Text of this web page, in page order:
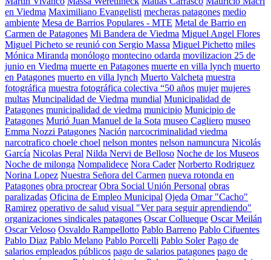
en Viedma Maximiliano Evangelisti mecheras patagones medio
ambiente Mesa de Barrios Populares - MTE Metal de Barrio en
Carmen de Patagones Mi Bandera de Viedma Miguel Angel Flores
Miguel Picheto se reunió con Sergio Massa Miguel Pichetto miles
Mónica Miranda monólogo montecino odarda movilizacion 25 de
junio en Viedma muerte en Patagones muerte en villa lynch muerto
en Patagones muerto en villa lynch Muerto Valcheta muestra
fotográfica muestra fotográfica colectiva “50 años mujer mujeres
multas Muncipalidad de Viedma mundial Municipalidad de
Patagones municipalidad de viedma municipio Municipio de
Patagones Murió Juan Manuel de la Sota museo Cagliero museo
Emma Nozzi Patagones Nación narcocriminalidad viedma
narcotrafico choele choel nelson montes nelson namuncura Nicolás
García Nicolas Peral Nilda Nervi de Belloso Noche de los Museos
Noche de milonga Nompalidece Nora Cader Norberto Rodriguez
Norina Lopez Nuestra Señora del Carmen nueva rotonda en
Patagones obra procrear Obra Social Unión Personal obras
paralizadas Oficina de Empleo Municipal Ojeda Omar "Cacho"
Ramirez operativo de salud visual "Ver para seguir aprendiendo"
organizaciones sindicales patagones Oscar Collueque Oscar Meilán
Oscar Veloso Osvaldo Rampellotto Pablo Barreno Pablo Cifuentes
Pablo Diaz Pablo Melano Pablo Porcelli Pablo Soler Pago de
salarios empleados públicos pago de salarios patagones pago de